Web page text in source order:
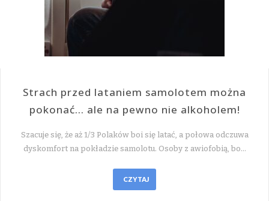
Strach przed lataniem samolotem można
pokonać… ale na pewno nie alkoholem!
Szacuje się, że aż 1/3 Polaków boi się latać, a połowa odczuwa
dyskomfort na pokładzie samolotu. Osoby z awiofobią, bo…
CZYTAJ